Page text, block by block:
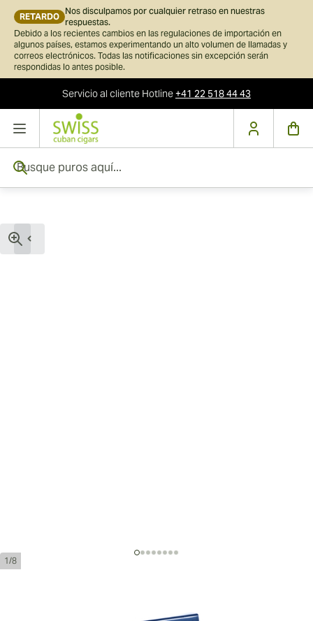
RETARDO
Nos disculpamos por cualquier retraso en nuestras
respuestas.
Debido a los recientes cambios en las regulaciones de importación en
algunos países, estamos experimentando un alto volumen de llamadas y
correos electrónicos. Todas las notificaciones sin excepción serán
respondidas lo antes posible.
Servicio al cliente Hotline+41 22 518 44 43
1/8
Adrian Magnus 1808 Toro Sweet